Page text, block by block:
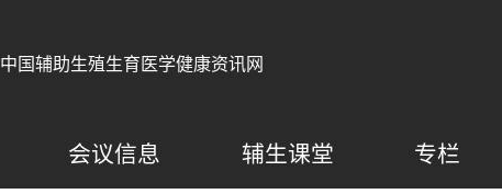
中国辅助生殖生育医学健康资讯网
会议信息 辅生课堂 专栏